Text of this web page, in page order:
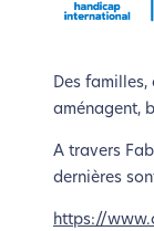
Des familles,
aménagent,
A travers
dernières
https://